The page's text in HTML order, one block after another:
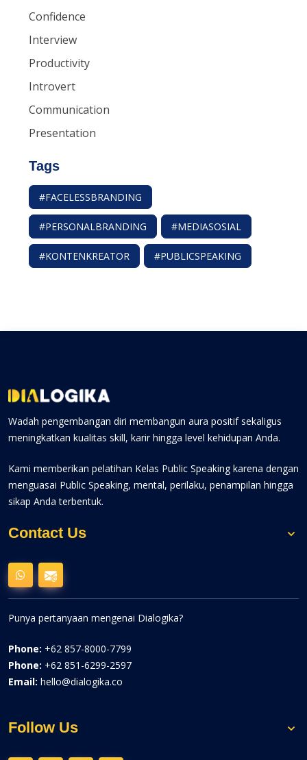
Confidence
Interview
Productivity
Introvert
Communication
Presentation
Tags
#FACELESSBRANDING
#PERSONALBRANDING #MEDIASOSIAL
#KONTENKREATOR #PUBLICSPEAKING
Wadah pengembangan diri membangun aura positif sekaligus
meningkatkan kualitas skill, karir hingga level kehidupan Anda.
Kami memberikan pelatihan Kelas Public Speaking karena dengan
menguasai Public Speaking, mental, perilaku, penampilan hingga
sikap Anda terbentuk.
Contact Us
Punya pertanyaan mengenai Dialogika?
Phone: +62 857-8000-7799
Phone: +62 851-6299-2597
Email: hello@dialogika.co
Follow Us